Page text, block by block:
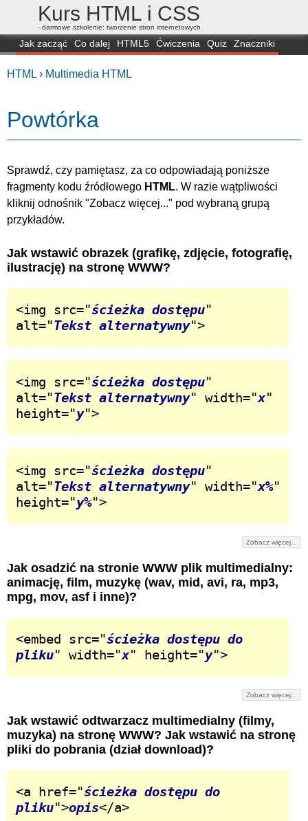
Kurs HTML i CSS
- darmowe szkolenie: tworzenie stron internetowych
Jak zacząć Co dalej HTML5 Ćwiczenia Quiz
Znaczniki
HTML › Multimedia HTML
Powtórka
Sprawdź, czy pamiętasz, za co odpowiadają poniższe
fragmenty kodu źródłowego HTML. W razie wątpliwości
kliknij odnośnik "Zobacz więcej..." pod wybraną grupą
przykładów.
Jak wstawić obrazek (grafikę, zdjęcie, fotografię,
ilustrację) na stronę WWW?
<img src="ścieżka dostępu"
alt="Tekst alternatywny">
<img src="ścieżka dostępu"
alt="Tekst alternatywny" width="x"
height="y">
<img src="ścieżka dostępu"
alt="Tekst alternatywny" width="x%"
height="y%">
Zobacz więcej...
Jak osadzić na stronie WWW plik multimedialny:
animację, film, muzykę (wav, mid, avi, ra, mp3,
mpg, mov, asf i inne)?
<embed src="ścieżka dostępu do
pliku" width="x" height="y">
Zobacz więcej...
Jak wstawić odtwarzacz multimedialny (filmy,
muzyka) na stronę WWW? Jak wstawić na stronę
pliki do pobrania (dział download)?
<a href="ścieżka dostępu do
pliku">opis</a>